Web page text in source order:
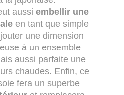
aussi embellir une
en tant que simple
une dimension
à un ensemble
aussi parfaite une
chaudes. Enfin, ce
fera un superbe